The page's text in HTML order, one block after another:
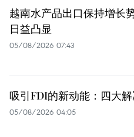
越南水产品出口保持增长
日益凸显
05/08/2026 07:43
吸引FDI的新动能：四大
05/08/2026 04:05